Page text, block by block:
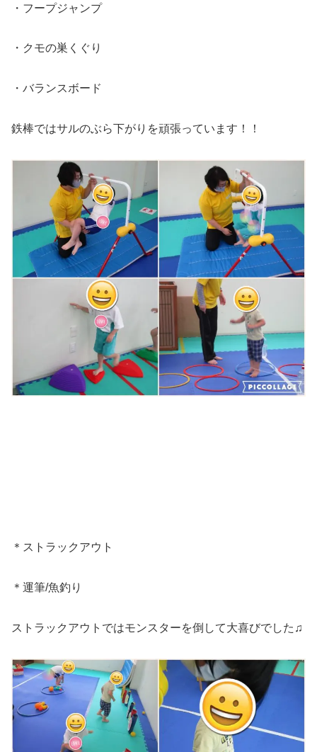
・フープジャンプ
・クモの巣くぐり
・バランスボード
鉄棒ではサルのぶら下がりを頑張っています！！
＊ストラックアウト
＊運筆/魚釣り
ストラックアウトではモンスターを倒して大喜びでした♫